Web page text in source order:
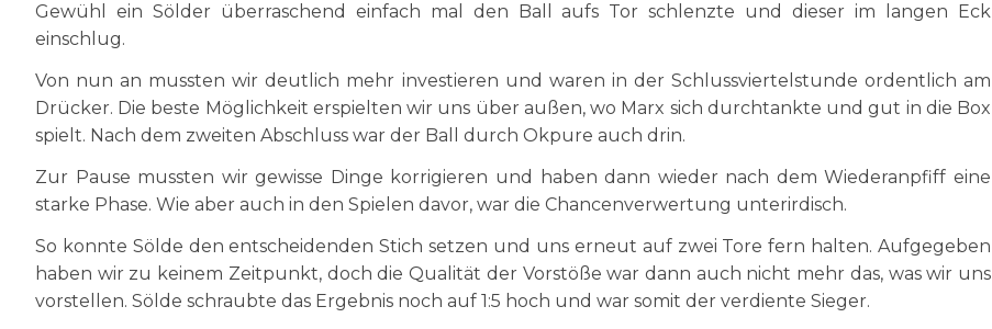
Gewühl ein Sölder überraschend einfach mal den Ball aufs Tor schlenzte und dieser im langen Eck
einschlug.
Von nun an mussten wir deutlich mehr investieren und waren in der Schlussviertelstunde ordentlich am
Drücker. Die beste Möglichkeit erspielten wir uns über außen, wo Marx sich durchtankte und gut in die Box
spielt. Nach dem zweiten Abschluss war der Ball durch Okpure auch drin.
Zur Pause mussten wir gewisse Dinge korrigieren und haben dann wieder nach dem Wiederanpfiff eine
starke Phase. Wie aber auch in den Spielen davor, war die Chancenverwertung unterirdisch.
So konnte Sölde den entscheidenden Stich setzen und uns erneut auf zwei Tore fern halten. Aufgegeben
haben wir zu keinem Zeitpunkt, doch die Qualität der Vorstöße war dann auch nicht mehr das, was wir uns
vorstellen. Sölde schraubte das Ergebnis noch auf 1:5 hoch und war somit der verdiente Sieger.